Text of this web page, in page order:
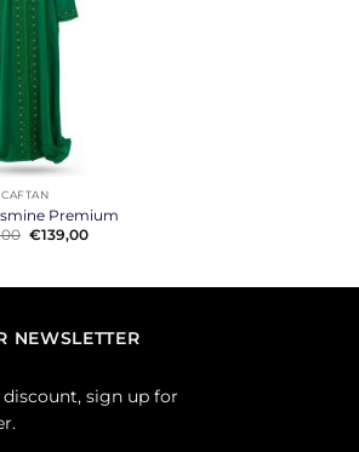
CAFTAN
Premium
Original
€139,00Current
NEWSLETTER
discount, sign up for